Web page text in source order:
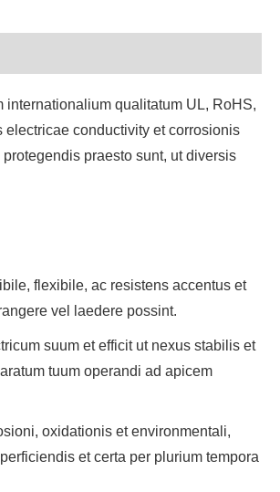
Lietuvos
Eesti Keel
Srpski језик
internationalium qualitatum UL, RoHS,
electricae conductivity et corrosionis
praesto sunt, ut diversis
flexibile, ac resistens accentus et
vel laedere possint.
suum et efficit ut nexus stabilis et
tuum operandi ad apicem
oxidationis et environmentali,
et certa per plurium tempora